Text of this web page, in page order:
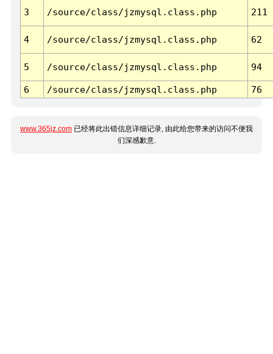
3 /source/class/jzmysql.class.php 211
4 /source/class/jzmysql.class.php 62
5 /source/class/jzmysql.class.php 94
6 /source/class/jzmysql.class.php 76
www.365jz.com 已经将此出错信息详细记录, 由此给您带来的访问不便我
们深感歉意.